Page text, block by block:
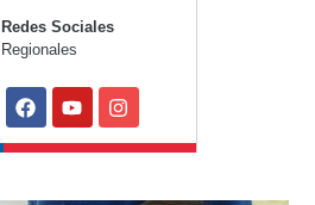
Redes Sociales
Regionales